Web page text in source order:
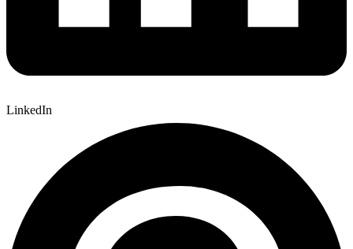
LinkedIn